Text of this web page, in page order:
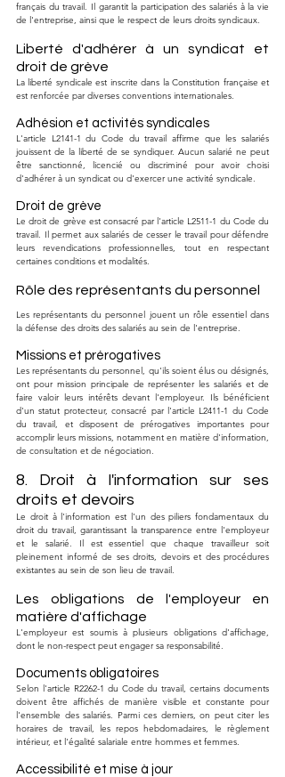
français du travail. Il garantit la participation des salariés à la vie
de l'entreprise, ainsi que le respect de leurs droits syndicaux.
Liberté d'adhérer à un syndicat et
droit de grève
La liberté syndicale est inscrite dans la Constitution française et
est renforcée par diverses conventions internationales.
Adhésion et activités syndicales
L'article L2141-1 du Code du travail affirme que les salariés
jouissent de la liberté de se syndiquer. Aucun salarié ne peut
être sanctionné, licencié ou discriminé pour avoir choisi
d'adhérer à un syndicat ou d'exercer une activité syndicale.
Droit de grève
Le droit de grève est consacré par l'article L2511-1 du Code du
travail. Il permet aux salariés de cesser le travail pour défendre
leurs revendications professionnelles, tout en respectant
certaines conditions et modalités.
Rôle des représentants du personnel
Les représentants du personnel jouent un rôle essentiel dans
la défense des droits des salariés au sein de l'entreprise.
Missions et prérogatives
Les représentants du personnel, qu'ils soient élus ou désignés,
ont pour mission principale de représenter les salariés et de
faire valoir leurs intérêts devant l'employeur. Ils bénéficient
d'un statut protecteur, consacré par l'article L2411-1 du Code
du travail, et disposent de prérogatives importantes pour
accomplir leurs missions, notamment en matière d'information,
de consultation et de négociation.
8. Droit à l'information sur ses
droits et devoirs
Le droit à l'information est l'un des piliers fondamentaux du
droit du travail, garantissant la transparence entre l'employeur
et le salarié. Il est essentiel que chaque travailleur soit
pleinement informé de ses droits, devoirs et des procédures
existantes au sein de son lieu de travail.
Les obligations de l'employeur en
matière d'affichage
L'employeur est soumis à plusieurs obligations d'affichage,
dont le non-respect peut engager sa responsabilité.
Documents obligatoires
Selon l'article R2262-1 du Code du travail, certains documents
doivent être affichés de manière visible et constante pour
l'ensemble des salariés. Parmi ces derniers, on peut citer les
horaires de travail, les repos hebdomadaires, le règlement
intérieur, et l'égalité salariale entre hommes et femmes.
Accessibilité et mise à jour